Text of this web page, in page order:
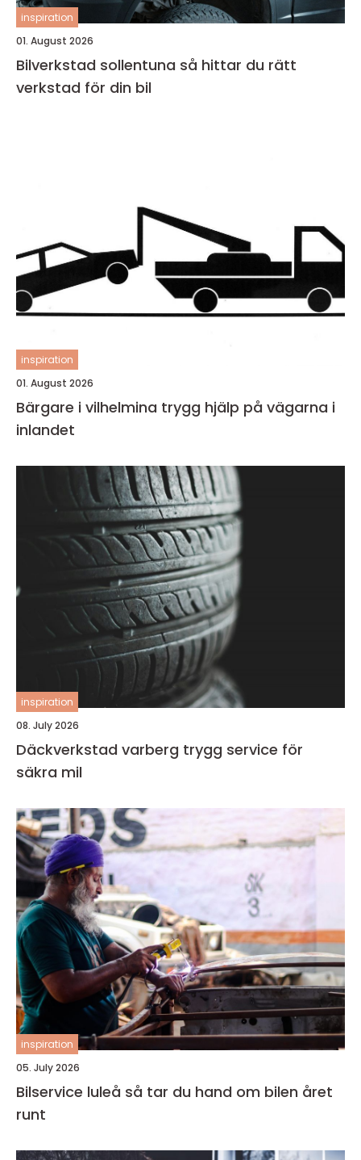
inspiration
01. August 2026
Bilverkstad sollentuna så hittar du rätt
verkstad för din bil
inspiration
01. August 2026
Bärgare i vilhelmina trygg hjälp på vägarna i
inlandet
inspiration
08. July 2026
Däckverkstad varberg trygg service för
säkra mil
inspiration
05. July 2026
Bilservice luleå så tar du hand om bilen året
runt